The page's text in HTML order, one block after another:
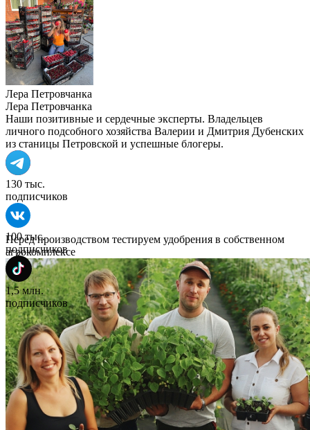
Лера Петровчанка
Лера Петровчанка
Наши позитивные и сердечные эксперты. Владельцев
личного подсобного хозяйства Валерии и Дмитрия Дубенских
из станицы Петровской и успешные блогеры.
130 тыс.
подписчиков
100 тыс.
подписчиков
1,5 млн.
подписчиков
Перед производством тестируем удобрения в собственном
агрокомплексе